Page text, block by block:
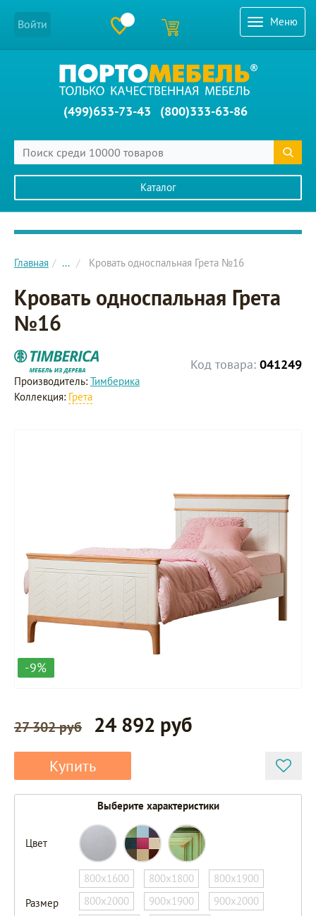
Меню
Войти
(499)653-73-43 (800)333-63-86
Каталог
Главное меню сайта
Главная ... Кровать односпальная Грета №16
Кровать односпальная Грета
№16
Код товара: 041249
Производитель: Тимберика
Коллекция: Грета
-9%
27 302 руб 24 892 руб
Купить
Выберите характеристики
Цвет
Размер
800х1600 800х1800
800х1900
800х2000
900х1900
900х2000